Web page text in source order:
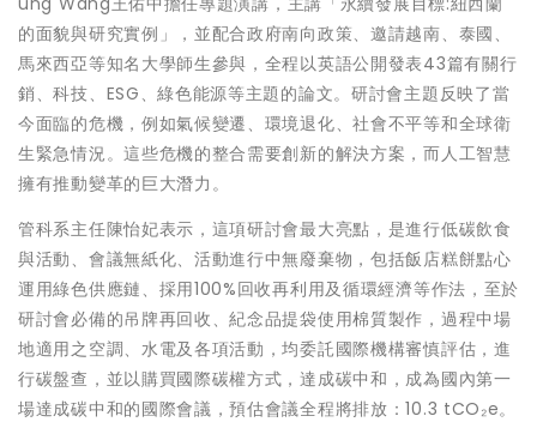
的面貌與研究實例」，並配合政府南向政策、邀請越南、泰國、
馬來西亞等知名大學師生參與，全程以英語公開發表43篇有關行
銷、科技、ESG、綠色能源等主題的論文。研討會主題反映了當
今面臨的危機，例如氣候變遷、環境退化、社會不平等和全球衛
生緊急情況。這些危機的整合需要創新的解決方案，而人工智慧
擁有推動變革的巨大潛力。
管科系主任陳怡妃表示，這項研討會最大亮點，是進行低碳飲食
與活動、會議無紙化、活動進行中無廢棄物，包括飯店糕餅點心
運用綠色供應鏈、採用100%回收再利用及循環經濟等作法，至於
研討會必備的吊牌再回收、紀念品提袋使用棉質製作，過程中場
地適用之空調、水電及各項活動，均委託國際機構審慎評估，進
行碳盤查，並以購買國際碳權方式，達成碳中和，成為國內第一
場達成碳中和的國際會議，預估會議全程將排放：10.3 tCO₂e。